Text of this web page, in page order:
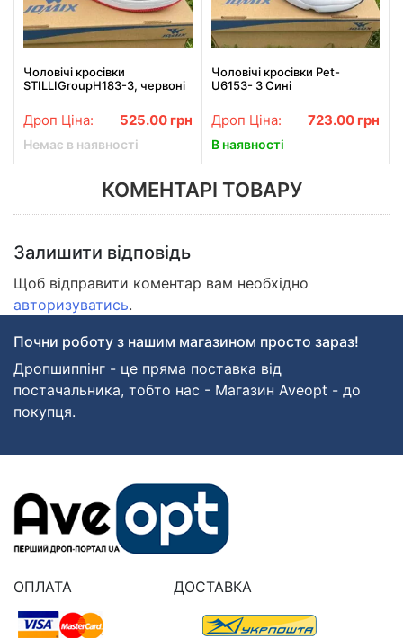
Чоловічі кросівки
STILLIGroupH183-3, червоні
Дроп Ціна: 525.00 грн
Немає в наявності
Чоловічі кросівки Pet-
U6153- 3 Сині
Дроп Ціна: 723.00 грн
В наявності
КОМЕНТАРІ ТОВАРУ
Залишити відповідь
Щоб відправити коментар вам необхідно
авторизуватись.
Почни роботу з нашим магазином просто зараз!
Дропшиппінг - це пряма поставка від
постачальника, тобто нас - Магазин Aveopt - до
покупця.
ОПЛАТА ДОСТАВКА